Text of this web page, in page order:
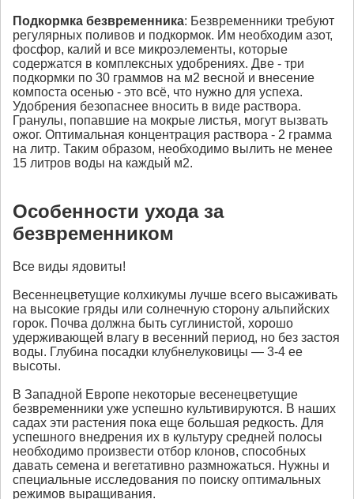
Подкормка безвременника: Безвременники требуют
регулярных поливов и подкормок. Им необходим азот,
фосфор, калий и все микроэлементы, которые
содержатся в комплексных удобрениях. Две - три
подкормки по 30 граммов на м2 весной и внесение
компоста осенью - это всё, что нужно для успеха.
Удобрения безопаснее вносить в виде раствора.
Гранулы, попавшие на мокрые листья, могут вызвать
ожог. Оптимальная концентрация раствора - 2 грамма
на литр. Таким образом, необходимо вылить не менее
15 литров воды на каждый м2.
Особенности ухода за
безвременником
Все виды ядовиты!
Весеннецветущие колхикумы лучше всего высаживать
на высокие гряды или солнечную сторону альпийских
горок. Почва должна быть суглинистой, хорошо
удерживающей влагу в весенний период, но без застоя
воды. Глубина посадки клубнелуковицы — 3-4 ее
высоты.
В Западной Европе некоторые весенецветущие
безвременники уже успешно культивируются. В наших
садах эти растения пока еще большая редкость. Для
успешного внедрения их в культуру средней полосы
необходимо произвести отбор клонов, способных
давать семена и вегетативно размножаться. Нужны и
специальные исследования по поиску оптимальных
режимов выращивания.